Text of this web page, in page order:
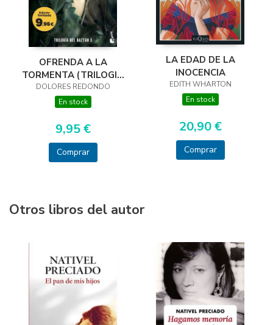
OFRENDA A LA
TORMENTA (TRILOGIA
DEL BAZTAN, 3)
DOLORES REDONDO
En stock
9,95 €
Comprar
LA EDAD DE LA
INOCENCIA
EDITH WHARTON
En stock
20,90 €
Comprar
Otros libros del autor